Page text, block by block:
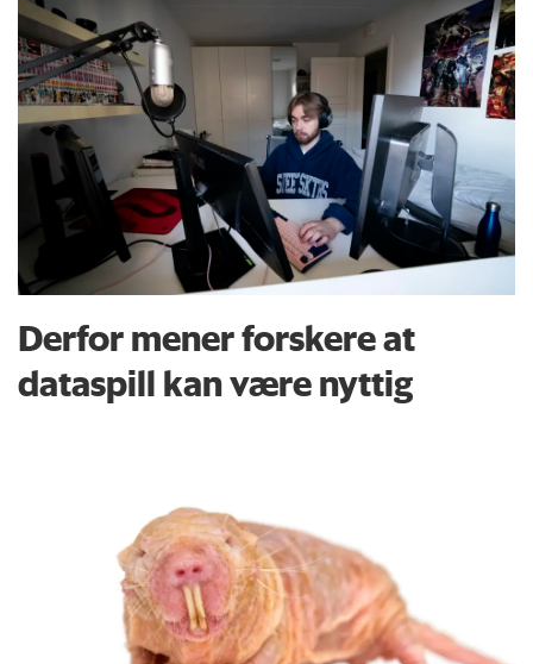
Derfor mener forskere at
dataspill kan være nyttig